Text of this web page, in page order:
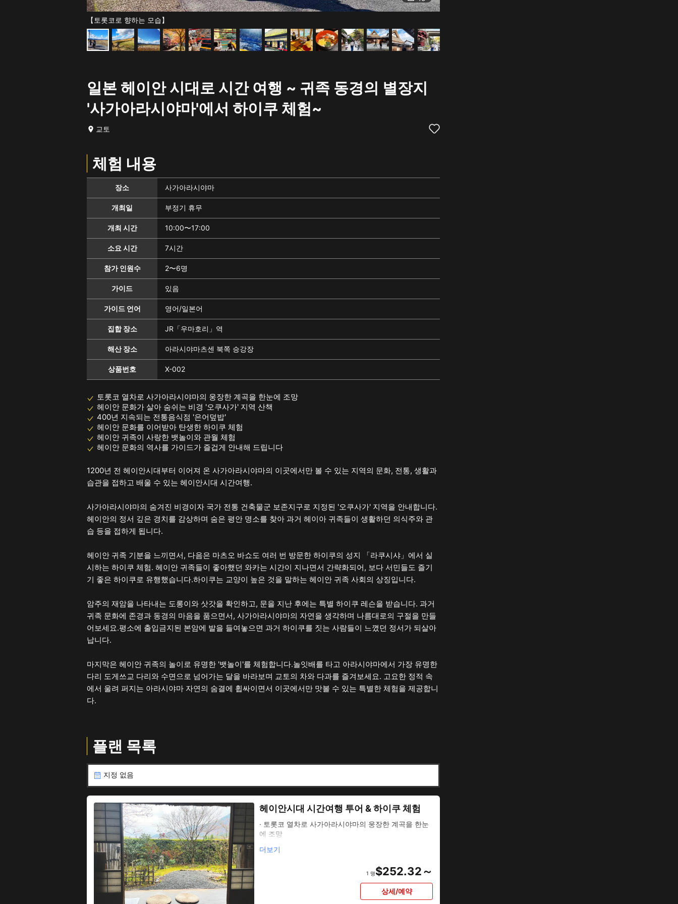
【토롯코로 향하는 모습】
일본 헤이안 시대로 시간 여행 ~ 귀족 동경의 별장지
'사가아라시야마'에서 하이쿠 체험~
교토
체험 내용
장소 사가아라시야마
개최일 부정기 휴무
개최 시간 10:00〜17:00
소요 시간 7시간
참가 인원수 2〜6명
가이드 있음
가이드 언어 영어/일본어
집합 장소 JR「우마호리」역
해산 장소 아라시야마츠센 북쪽 승강장
상품번호 X-002
토롯코 열차로 사가아라시야마의 웅장한 계곡을 한눈에 조망
헤이안 문화가 살아 숨쉬는 비경 '오쿠사가' 지역 산책
400년 지속되는 전통음식점 '은어덮밥'
헤이안 문화를 이어받아 탄생한 하이쿠 체험
헤이안 귀족이 사랑한 뱃놀이와 관월 체험
헤이안 문화의 역사를 가이드가 즐겁게 안내해 드립니다
1200년 전 헤이안시대부터 이어져 온 사가아라시야마의 이곳에서만 볼 수 있는 지역의 문화, 전통, 생활과
습관을 접하고 배울 수 있는 헤이안시대 시간여행.
사가아라시야마의 숨겨진 비경이자 국가 전통 건축물군 보존지구로 지정된 '오쿠사가' 지역을 안내합니다.
헤이안의 정서 깊은 경치를 감상하며 숨은 평안 명소를 찾아 과거 헤이아 귀족들이 생활하던 의식주와 관
습 등을 접하게 됩니다.
헤이안 귀족 기분을 느끼면서, 다음은 마츠오 바쇼도 여러 번 방문한 하이쿠의 성지 「라쿠시샤」에서 실
시하는 하이쿠 체험. 헤이안 귀족들이 좋아했던 와카는 시간이 지나면서 간략화되어, 보다 서민들도 즐기
기 좋은 하이쿠로 유행했습니다.하이쿠는 교양이 높은 것을 말하는 헤이안 귀족 사회의 상징입니다.
암주의 재암을 나타내는 도롱이와 삿갓을 확인하고, 문을 지난 후에는 특별 하이쿠 레슨을 받습니다. 과거
귀족 문화에 존경과 동경의 마음을 품으면서, 사가아라시야마의 자연을 생각하며 나름대로의 구절을 만들
어보세요.평소에 출입금지된 본암에 발을 들여놓으면 과거 하이쿠를 짓는 사람들이 느꼈던 정서가 되살아
납니다.
마지막은 헤이안 귀족의 놀이로 유명한 '뱃놀이'를 체험합니다.놀잇배를 타고 아라시야마에서 가장 유명한
다리 도게쓰교 다리와 수면으로 넘어가는 달을 바라보며 교토의 차와 다과를 즐겨보세요. 고요한 정적 속
에서 울려 퍼지는 아라시야마 자연의 숨결에 휩싸이면서 이곳에서만 맛볼 수 있는 특별한 체험을 제공합니
다.
플랜 목록
지정 없음
헤이안시대 시간여행 투어 & 하이쿠 체험
· 토롯코 열차로 사가아라시야마의 웅장한 계곡을 한눈
에 조망
· 400년 지속되는 전통음식점에서 먹는 일품 「은어덮
・헤이안 문화를 계승하여 탄생한 하이쿠 체험
· 헤이안 귀족이 사랑한 뱃놀이와 관월체험
· 헤이안 문화의 역사를 가이드가 즐겁게 안내
더보기
1 명$252.32～
상세/예약